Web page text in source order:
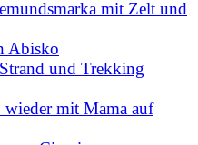
mit Zelt und
Abisko
und Trekking
wieder mit Mama auf